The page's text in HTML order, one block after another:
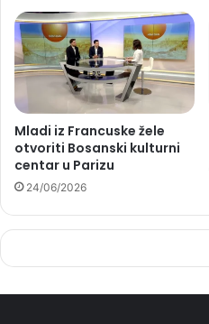
Mladi iz Francuske žele
otvoriti Bosanski kulturni
centar u Parizu
24/06/2026